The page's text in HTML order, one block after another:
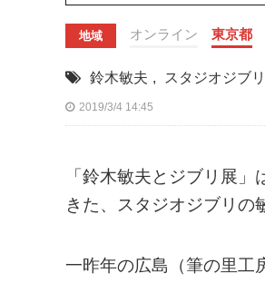
地域 オンライン 東京都
鈴木敏夫 , スタジオジブリ
2019/3/4 14:45
「鈴木敏夫とジブリ展
きた、スタジオジブリの
一昨年の広島（筆の里工